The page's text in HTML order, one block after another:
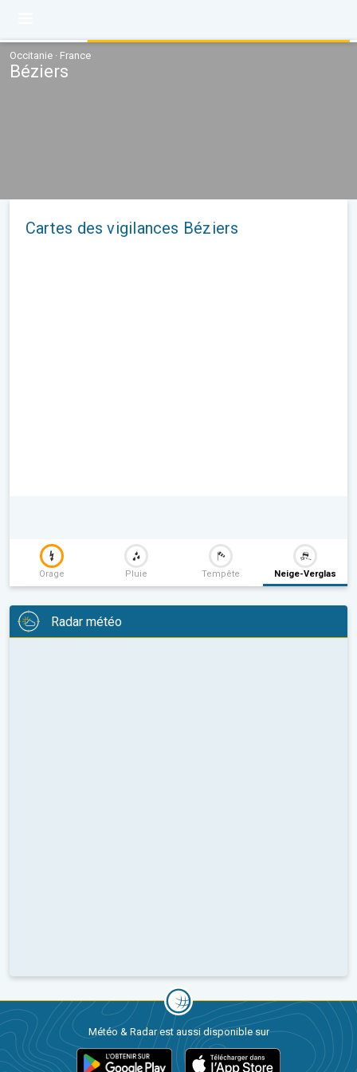
Occitanie · France
Béziers
Cartes des vigilances Béziers
Orage Pluie Tempête Neige-Verglas
Radar météo
Météo & Radar est aussi disponible sur